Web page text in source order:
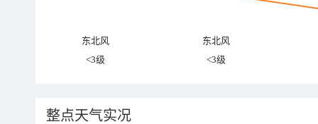
东北风
东北风
<3级
<3级
整点天气实况